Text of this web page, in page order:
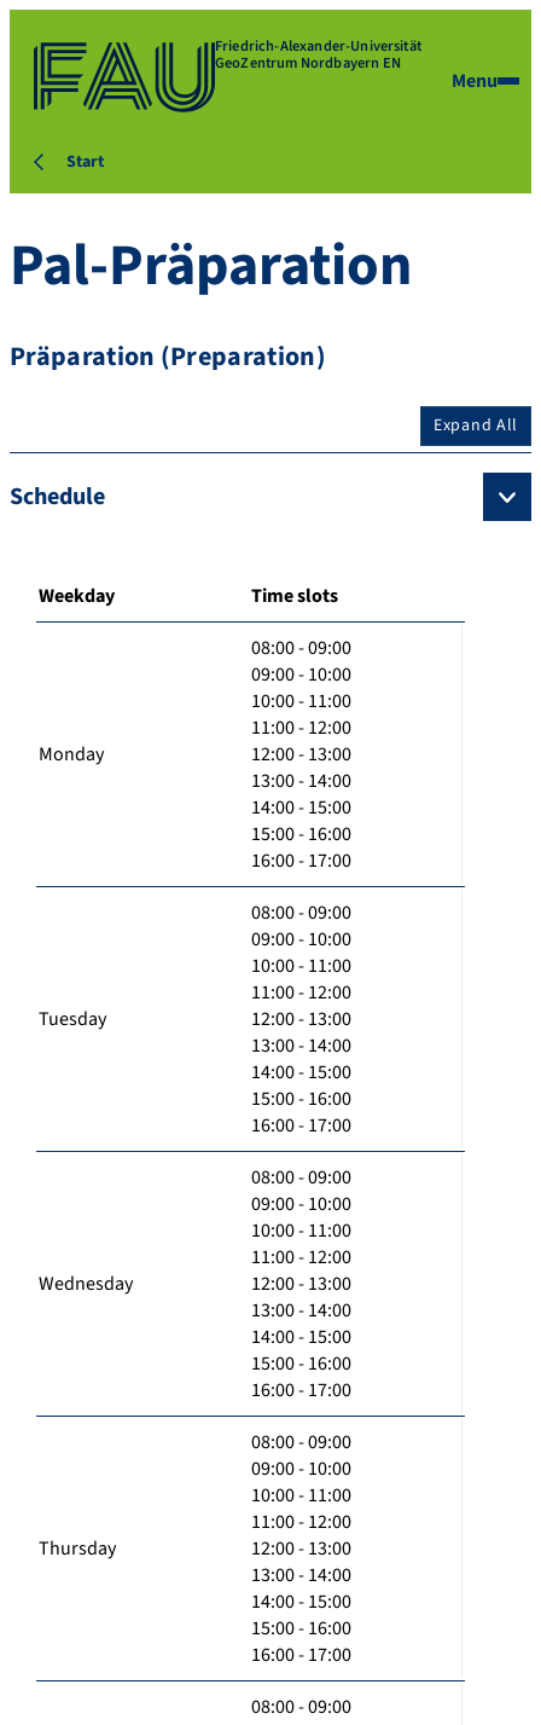
Friedrich-Alexander-Universität
GeoZentrum Nordbayern EN
Menu
Start
Pal-Präparation
Präparation (Preparation)
Expand All
Schedule
Weekday Time slots
Monday
08:00 - 09:00
09:00 - 10:00
10:00 - 11:00
11:00 - 12:00
12:00 - 13:00
13:00 - 14:00
14:00 - 15:00
15:00 - 16:00
16:00 - 17:00
Tuesday
08:00 - 09:00
09:00 - 10:00
10:00 - 11:00
11:00 - 12:00
12:00 - 13:00
13:00 - 14:00
14:00 - 15:00
15:00 - 16:00
16:00 - 17:00
Wednesday
08:00 - 09:00
09:00 - 10:00
10:00 - 11:00
11:00 - 12:00
12:00 - 13:00
13:00 - 14:00
14:00 - 15:00
15:00 - 16:00
16:00 - 17:00
Thursday
08:00 - 09:00
09:00 - 10:00
10:00 - 11:00
11:00 - 12:00
12:00 - 13:00
13:00 - 14:00
14:00 - 15:00
15:00 - 16:00
16:00 - 17:00
08:00 - 09:00